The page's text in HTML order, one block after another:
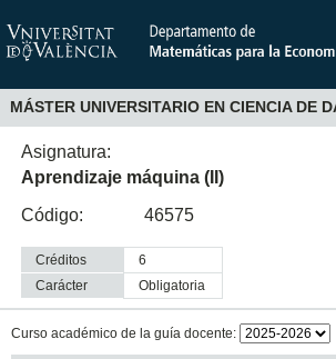
MÁSTER UNIVERSITARIO EN CIENCIA DE
Asignatura:
Aprendizaje máquina (II)
Código:
46575
Créditos
6
Carácter
obligatoria
Curso académico de la guía docente: